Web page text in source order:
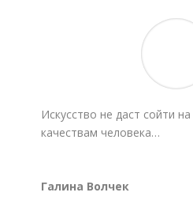
Искусство не даст сойти
качествам человека…
Галина Волчек